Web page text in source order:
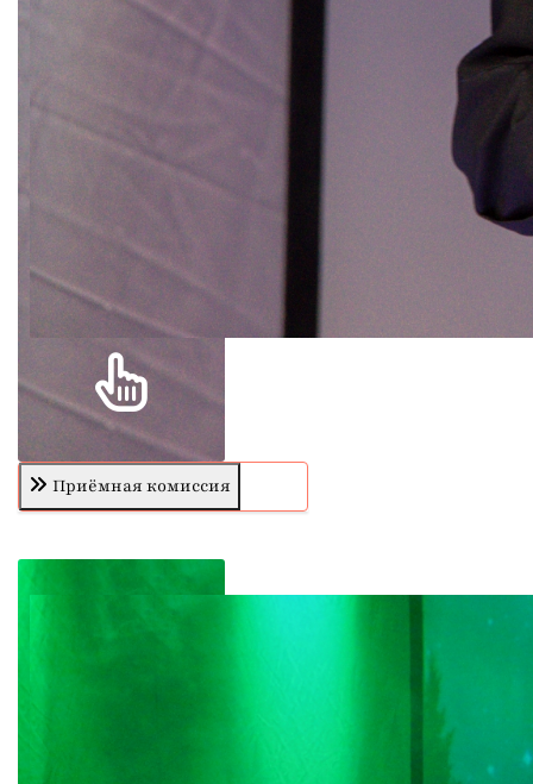
Приёмная комиссия